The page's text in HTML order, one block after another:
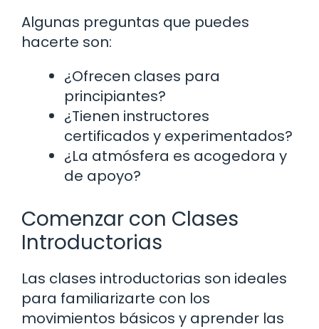
Algunas preguntas que puedes
hacerte son:
¿Ofrecen clases para
principiantes?
¿Tienen instructores
certificados y experimentados?
¿La atmósfera es acogedora y
de apoyo?
Comenzar con Clases
Introductorias
Las clases introductorias son ideales
para familiarizarte con los
movimientos básicos y aprender las